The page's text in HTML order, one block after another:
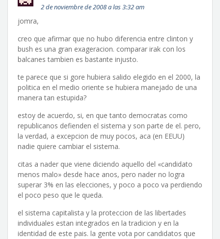
2 de noviembre de 2008 a las 3:32 am
jomra,
creo que afirmar que no hubo diferencia entre clinton y
bush es una gran exageracion. comparar irak con los
balcanes tambien es bastante injusto.
te parece que si gore hubiera salido elegido en el 2000, la
politica en el medio oriente se hubiera manejado de una
manera tan estupida?
estoy de acuerdo, si, en que tanto democratas como
republicanos defienden el sistema y son parte de el. pero,
la verdad, a excepcion de muy pocos, aca (en EEUU)
nadie quiere cambiar el sistema.
citas a nader que viene diciendo aquello del «candidato
menos malo» desde hace anos, pero nader no logra
superar 3% en las elecciones, y poco a poco va perdiendo
el poco peso que le queda.
el sistema capitalista y la proteccion de las libertades
individuales estan integrados en la tradicion y en la
identidad de este pais. la gente vota por candidatos que